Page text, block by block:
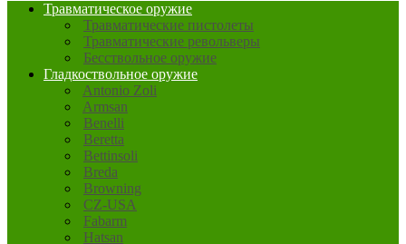
Травматическое оружие
Травматические пистолеты
Травматические револьверы
Бесствольное оружие
Гладкоствольное оружие
Antonio Zoli
Armsan
Benelli
Beretta
Bettinsoli
Breda
Browning
CZ-USA
Fabarm
Hatsan